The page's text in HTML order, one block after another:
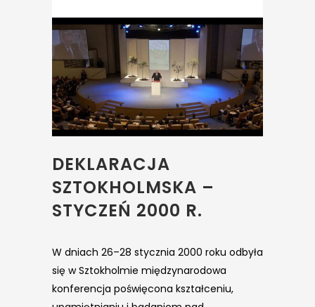
DEKLARACJA
SZTOKHOLMSKA –
STYCZEŃ 2000 R.
W dniach 26–28 stycznia 2000 roku odbyła
się w Sztokholmie międzynarodowa
konferencja poświęcona kształceniu,